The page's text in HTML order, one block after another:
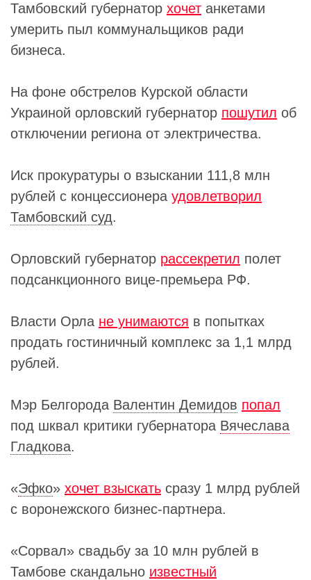
Тамбовский губернатор хочет анкетами
умерить пыл коммунальщиков ради
бизнеса.
На фоне обстрелов Курской области
Украиной орловский губернатор пошутил об
отключении региона от электричества.
Иск прокуратуры о взыскании 111,8 млн
рублей с концессионера удовлетворил
Тамбовский суд.
Орловский губернатор рассекретил полет
подсанкционного вице-премьера РФ.
Власти Орла не унимаются в попытках
продать гостиничный комплекс за 1,1 млрд
рублей.
Мэр Белгорода Валентин Демидов попал
под шквал критики губернатора Вячеслава
Гладкова.
«Эфко» хочет взыскать сразу 1 млрд рублей
с воронежского бизнес-партнера.
«Сорвал» свадьбу за 10 млн рублей в
Тамбове скандально известный